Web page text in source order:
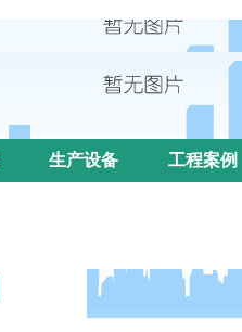
生产设备 工程案例